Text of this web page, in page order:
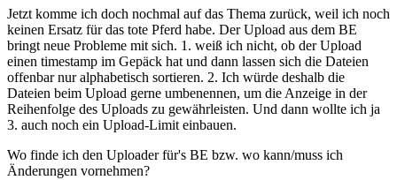
Jetzt komme ich doch nochmal auf das Thema zurück, weil ich noch
keinen Ersatz für das tote Pferd habe. Der Upload aus dem BE
bringt neue Probleme mit sich. 1. weiß ich nicht, ob der Upload
einen timestamp im Gepäck hat und dann lassen sich die Dateien
offenbar nur alphabetisch sortieren. 2. Ich würde deshalb die
Dateien beim Upload gerne umbenennen, um die Anzeige in der
Reihenfolge des Uploads zu gewährleisten. Und dann wollte ich ja
3. auch noch ein Upload-Limit einbauen.
Wo finde ich den Uploader für's BE bzw. wo kann/muss ich
Änderungen vornehmen?